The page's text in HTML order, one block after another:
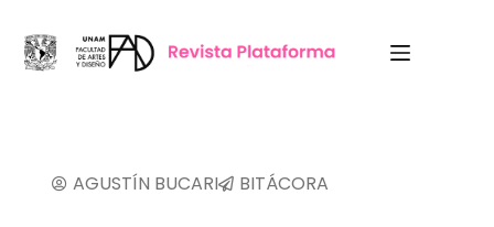
AGUSTÍN BUCARI BITÁCORA